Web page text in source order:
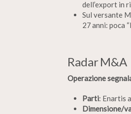
dell’export in
Sul versante
27 anni: poca
Radar M&A
Operazione
Parti: Enartis
Dimensione/